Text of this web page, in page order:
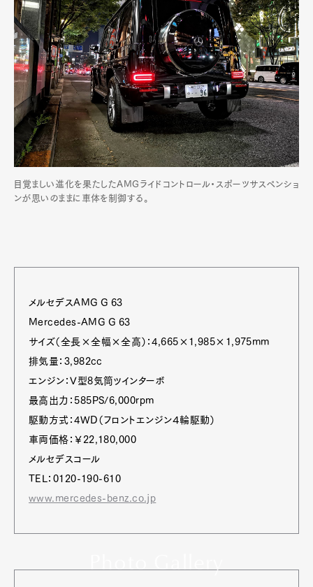
目覚ましい進化を果たしたAMGライドコントロール・スポーツサスペンショ
ンが思いのままに車体を制御する。
メルセデスAMG G 63
Mercedes-AMG G 63
サイズ（全長×全幅×全高）：4,665×1,985×1,975mm
排気量：3,982cc
エンジン：V型8気筒ツインターボ
最高出力：585PS/6,000rpm
駆動方式：4WD（フロントエンジン４輪駆動）
車両価格：￥22,180,000
メルセデスコール
TEL：0120-190-610
www.mercedes-benz.co.jp
Photo Gallery